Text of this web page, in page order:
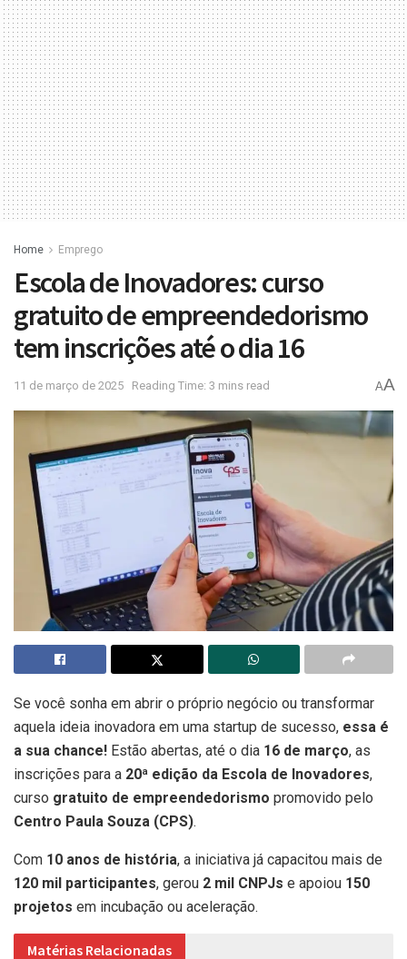
Home Emprego
Escola de Inovadores: curso
gratuito de empreendedorismo
tem inscrições até o dia 16
11 de março de 2025 Reading Time: 3 mins read AA
Se você sonha em abrir o próprio negócio ou transformar
aquela ideia inovadora em uma startup de sucesso, essa é
a sua chance! Estão abertas, até o dia 16 de março, as
inscrições para a 20ª edição da Escola de Inovadores,
curso gratuito de empreendedorismo promovido pelo
Centro Paula Souza (CPS).
Com 10 anos de história, a iniciativa já capacitou mais de
120 mil participantes, gerou 2 mil CNPJs e apoiou 150
projetos em incubação ou aceleração.
Matérias Relacionadas